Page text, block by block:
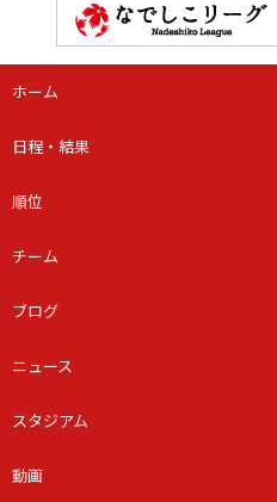
ホーム
日程・結果
順位
チーム
ブログ
ニュース
スタジアム
動画